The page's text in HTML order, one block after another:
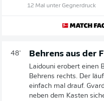
12 Mal unter Gegnerdruck
48' Behrens aus der
Laidouni erobert einen
Behrens rechts. Der
einfach mal drauf.
neben dem Kasten